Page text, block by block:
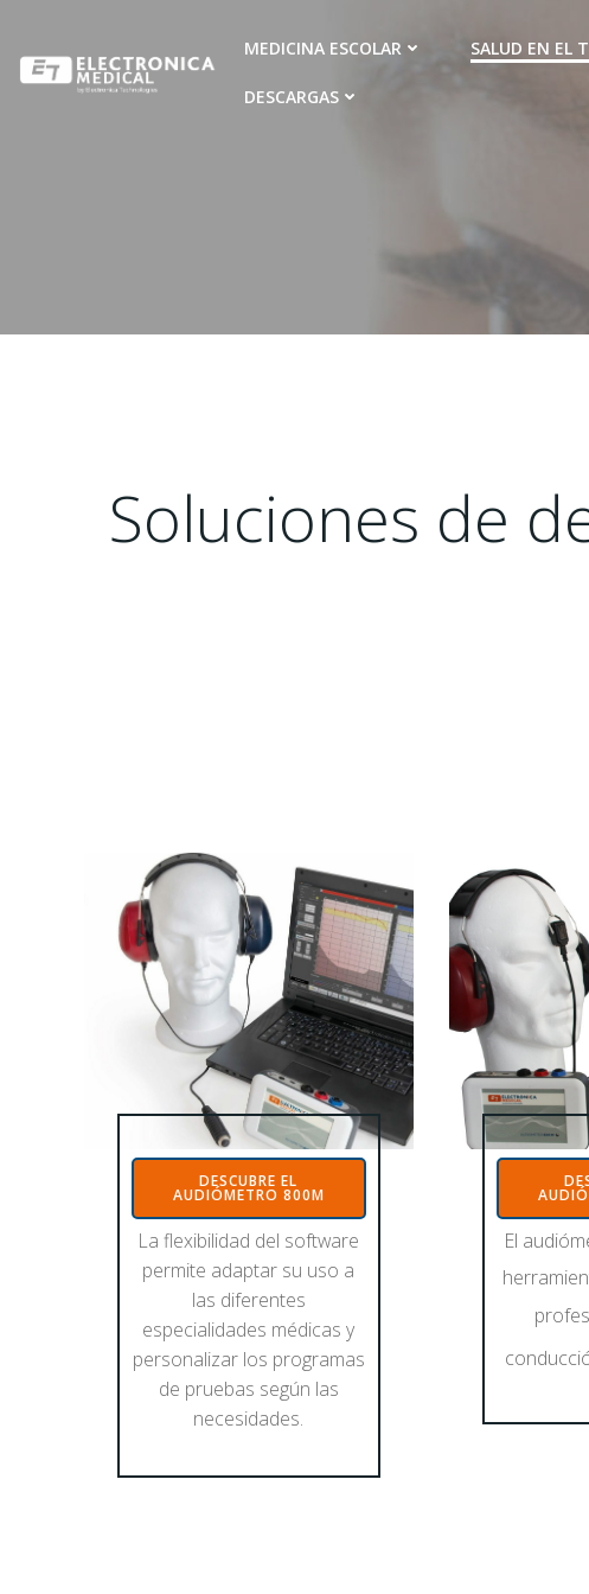
contenido
MEDICINA ESCOLAR SALUD EN EL
DESCARGAS
Soluciones de
DESCUBRE EL
AUDIÓMETRO 800M
La flexibilidad del software
permite adaptar su uso a
las diferentes
especialidades médicas y
personalizar los programas
de pruebas según las
necesidades.
DESCUBRE EL
AUDIÓMETRO 800M
El